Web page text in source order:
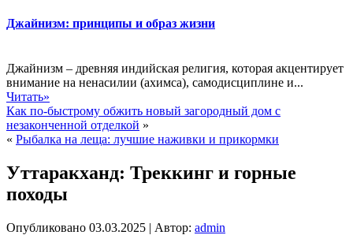
Джайнизм: принципы и образ жизни
Джайнизм – древняя индийская религия, которая акцентирует
внимание на ненасилии (ахимса), самодисциплине и...
Читать»
Как по-быстрому обжить новый загородный дом с
незаконченной отделкой »
« Рыбалка на леща: лучшие наживки и прикормки
Уттаракханд: Треккинг и горные
походы
Опубликовано 03.03.2025 | Автор: admin